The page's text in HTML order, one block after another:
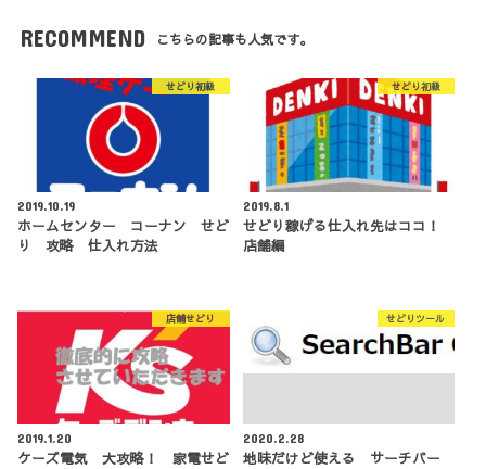
RECOMMEND こちらの記事も人気です。
せどり初級
2019.10.19
ホームセンター コーナン せど
り 攻略 仕入れ方法
せどり初級
2019.8.1
せどり稼げる仕入れ先はココ！
店舗編
店舗せどり
2019.1.20
ケーズ電気 大攻略！ 家電せど
せどりツール
2020.2.28
地味だけど使える サーチバー